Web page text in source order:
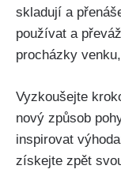
skladují a
používat a
procházky
Vyzkoušejte
nový způsob
inspirovat
získejte zpět